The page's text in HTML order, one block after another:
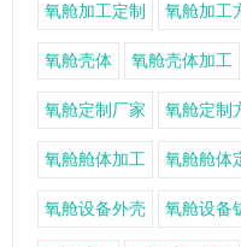
氧舱加工定制 氧舱加工
氧舱壳体 氧舱壳体加工
氧舱定制厂家 氧舱定制
氧舱舱体加工 氧舱舱体
氧舱设备外壳 氧舱设备